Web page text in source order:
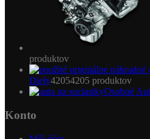
produktov
Diely42054205 produktov
Osobné
Konto